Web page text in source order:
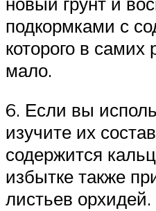
подкормками с
которого в самих
мало.
6. Если вы
изучите их
содержится
избытке также
листьев орхидей.